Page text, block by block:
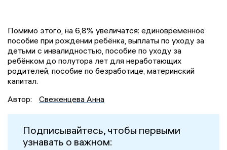
Помимо этого, на 6,8% увеличатся: единовременное
пособие при рождении ребёнка, выплаты по уходу за
детьми с инвалидностью, пособие по уходу за
ребёнком до полутора лет для неработающих
родителей, пособие по безработице, материнский
капитал.
Автор:
Свеженцева Анна
Подписывайтесь, чтобы первыми
узнавать о важном: